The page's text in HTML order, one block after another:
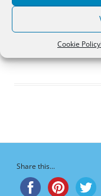
Cookie Policy
creadas
¡Vaya, no hay
Share this...